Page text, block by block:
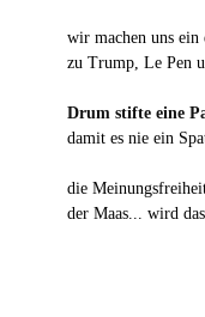
wir machen uns ein
zu Trump, Le Pen
Drum stifte eine
damit es nie ein
die
der Maas... wird